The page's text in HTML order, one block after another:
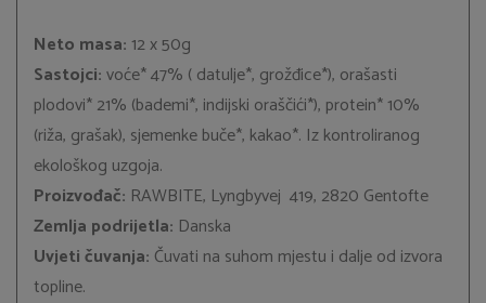
Neto masa:12 x 50g
Sastojci:voće* 47% ( datulje*, grožđice*), orašasti
plodovi* 21% (bademi*, indijski oraščići*), protein* 10%
(riža, grašak), sjemenke buče*, kakao*. Iz kontroliranog
ekološkog uzgoja.
Proizvođač: RAWBITE, Lyngbyvej 419, 2820 Gentofte
Zemlja podrijetla: Danska
Uvjeti čuvanja: Čuvati na suhom mjestu i dalje od izvora
topline.